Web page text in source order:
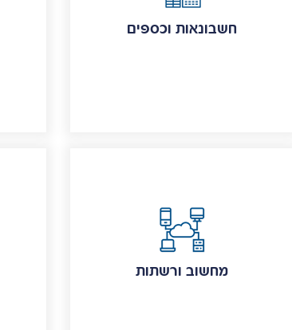
חשבונאות וכספים
מחשוב ורשתות